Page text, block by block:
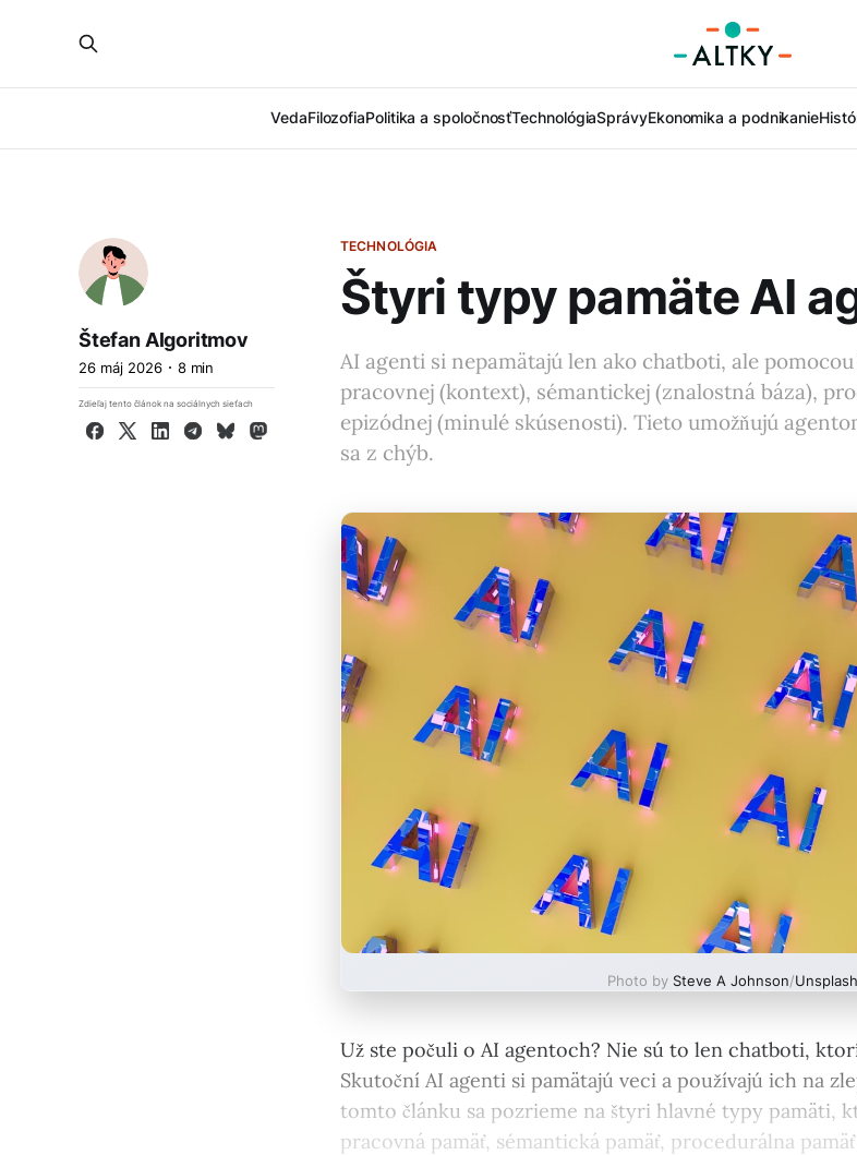
VedaFilozofiaPolitika a spoločnosťTechnológiaSprávyEkonomika a podnikanie
TECHNOLÓGIA
Štyri typy pamäte AI
AI agenti si nepamätajú len ako chatboti, ale
pracovnej (kontext), sémantickej (znalostná báza),
epizódnej (minulé skúsenosti). Tieto umožňujú
sa z chýb.
Štefan Algoritmov
26 máj 2026 8 min
Zdieľaj tento článok na sociálnych sieťach
Facebook
X LinkedInTelegram
BlueskyMastodon
Photo by Steve A Johnson/Unsplash
Už ste počuli o AI agentoch? Nie sú to len chatboti,
Skutoční AI agenti si pamätajú veci a používajú ich na
tomto článku sa pozrieme na štyri hlavné typy pamäti,
pracovná pamäť, sémantická pamäť, procedurálna